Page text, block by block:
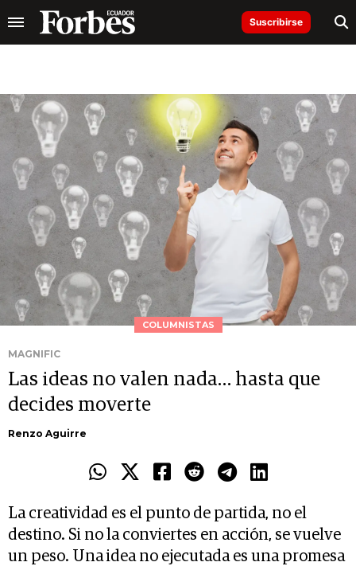
Suscribirse
COLUMNISTAS
MAGNIFIC
Las ideas no valen nada… hasta que
decides moverte
Renzo Aguirre
La creatividad es el punto de partida, no el
destino. Si no la conviertes en acción, se vuelve
un peso. Una idea no ejecutada es una promesa